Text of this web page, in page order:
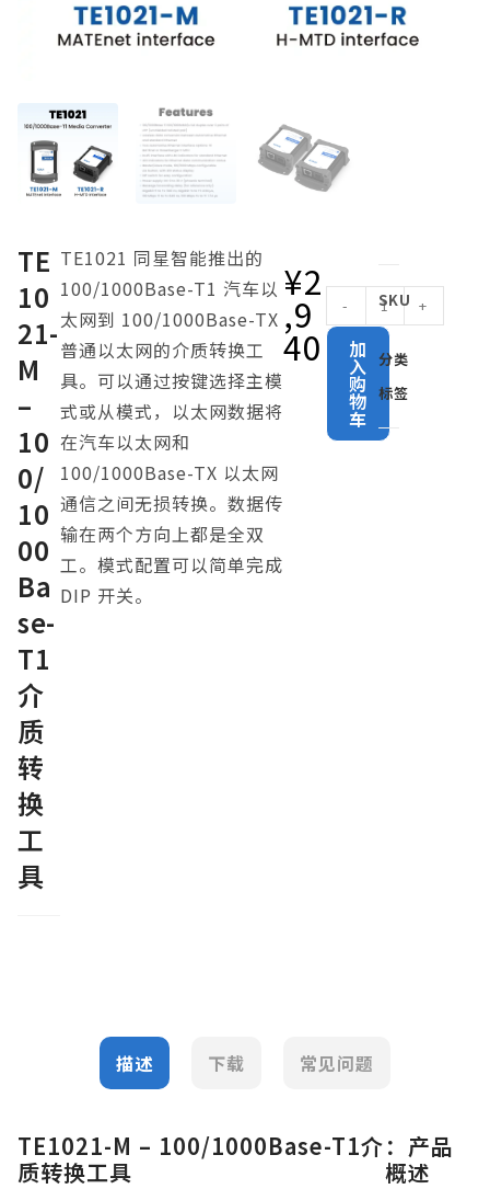
TE
10
21-
M
–
10
0/
10
00
Ba
se-
T1
介
质
转
换
工
具
TE1021 同星智能推出的
100/1000Base-T1 汽车以
太网到 100/1000Base-TX
普通以太网的介质转换工
具。可以通过按键选择主模
式或从模式，以太网数据将
在汽车以太网和
100/1000Base-TX 以太网
通信之间无损转换。数据传
输在两个方向上都是全双
工。模式配置可以简单完成
DIP 开关。
¥2
,9
40
- +
加
入
购
物
车
SKU
分类
标签
描述 下载 常见问题
TE1021-M – 100/1000Base-T1介
质转换工具
：产品
概述